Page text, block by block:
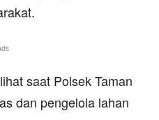
saat Polsek Taman
dan pengelola lahan